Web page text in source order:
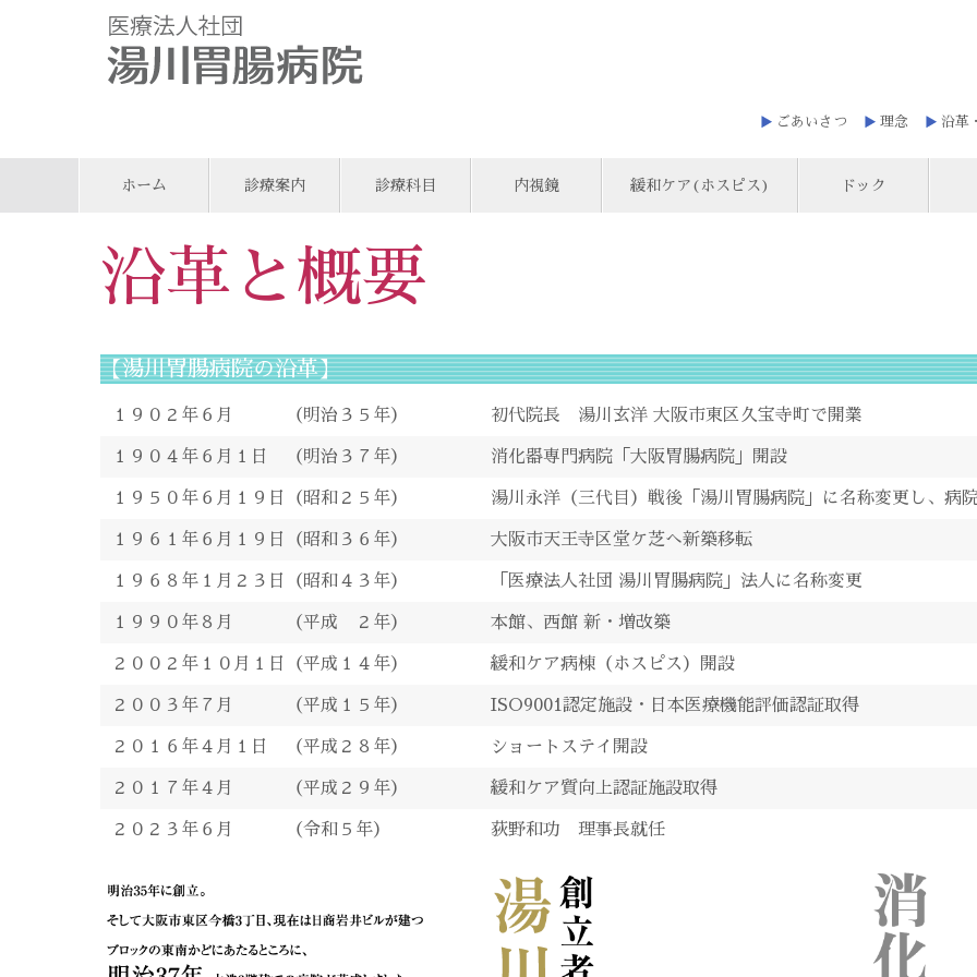
ごあいさつ 理念 沿革
ホーム 診療案内 診療科目 内視鏡 緩和ケア(ホスピス) ドック
沿革と概要
【湯川胃腸病院の沿革】
１９０２年６月 （明治３５年） 初代院長 湯川玄洋 大阪市東区久宝寺町で開業
１９０４年６月１日 （明治３７年） 消化器専門病院「大阪胃腸病院」開設
１９５０年６月１９日（昭和２５年） 湯川永洋（三代目）戦後「湯川胃腸病院」に名称変更し、病
１９６１年６月１９日（昭和３６年） 大阪市天王寺区堂ケ芝へ新築移転
１９６８年１月２３日（昭和４３年） 「医療法人社団 湯川胃腸病院」法人に名称変更
１９９０年８月 （平成 ２年） 本館、西館 新・増改築
２００２年１０月１日（平成１４年） 緩和ケア病棟（ホスピス）開設
２００３年７月 （平成１５年） ISO9001認定施設・日本医療機能評価認証取得
２０１６年４月１日 （平成２８年） ショートステイ開設
２０１７年４月 （平成２９年） 緩和ケア質向上認証施設取得
２０２３年６月 （令和５年） 荻野和功 理事長就任